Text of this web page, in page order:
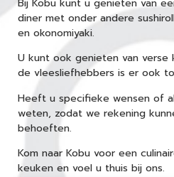
Bij Kobu kunt u genieten van
diner met onder andere
en okonomiyaki.
U kunt ook genieten van
de vleesliefhebbers is er ook
Heeft u specifieke wensen of
weten, zodat we rekening
behoeften.
Kom naar Kobu voor een
keuken en voel u thuis bij ons.